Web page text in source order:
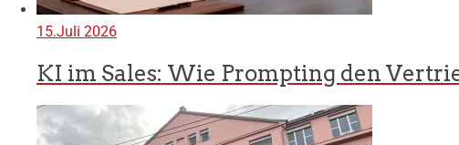
15.Juli 2026
KI im Sales: Wie Prompting den